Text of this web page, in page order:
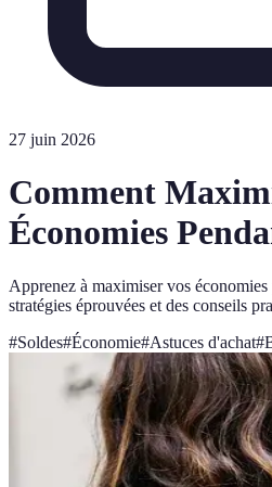
27 juin 2026
Comment
Économies
Apprenez à maximiser vos économies
stratégies éprouvées et des conseils
#Soldes#Économie#Astuces d'achat#